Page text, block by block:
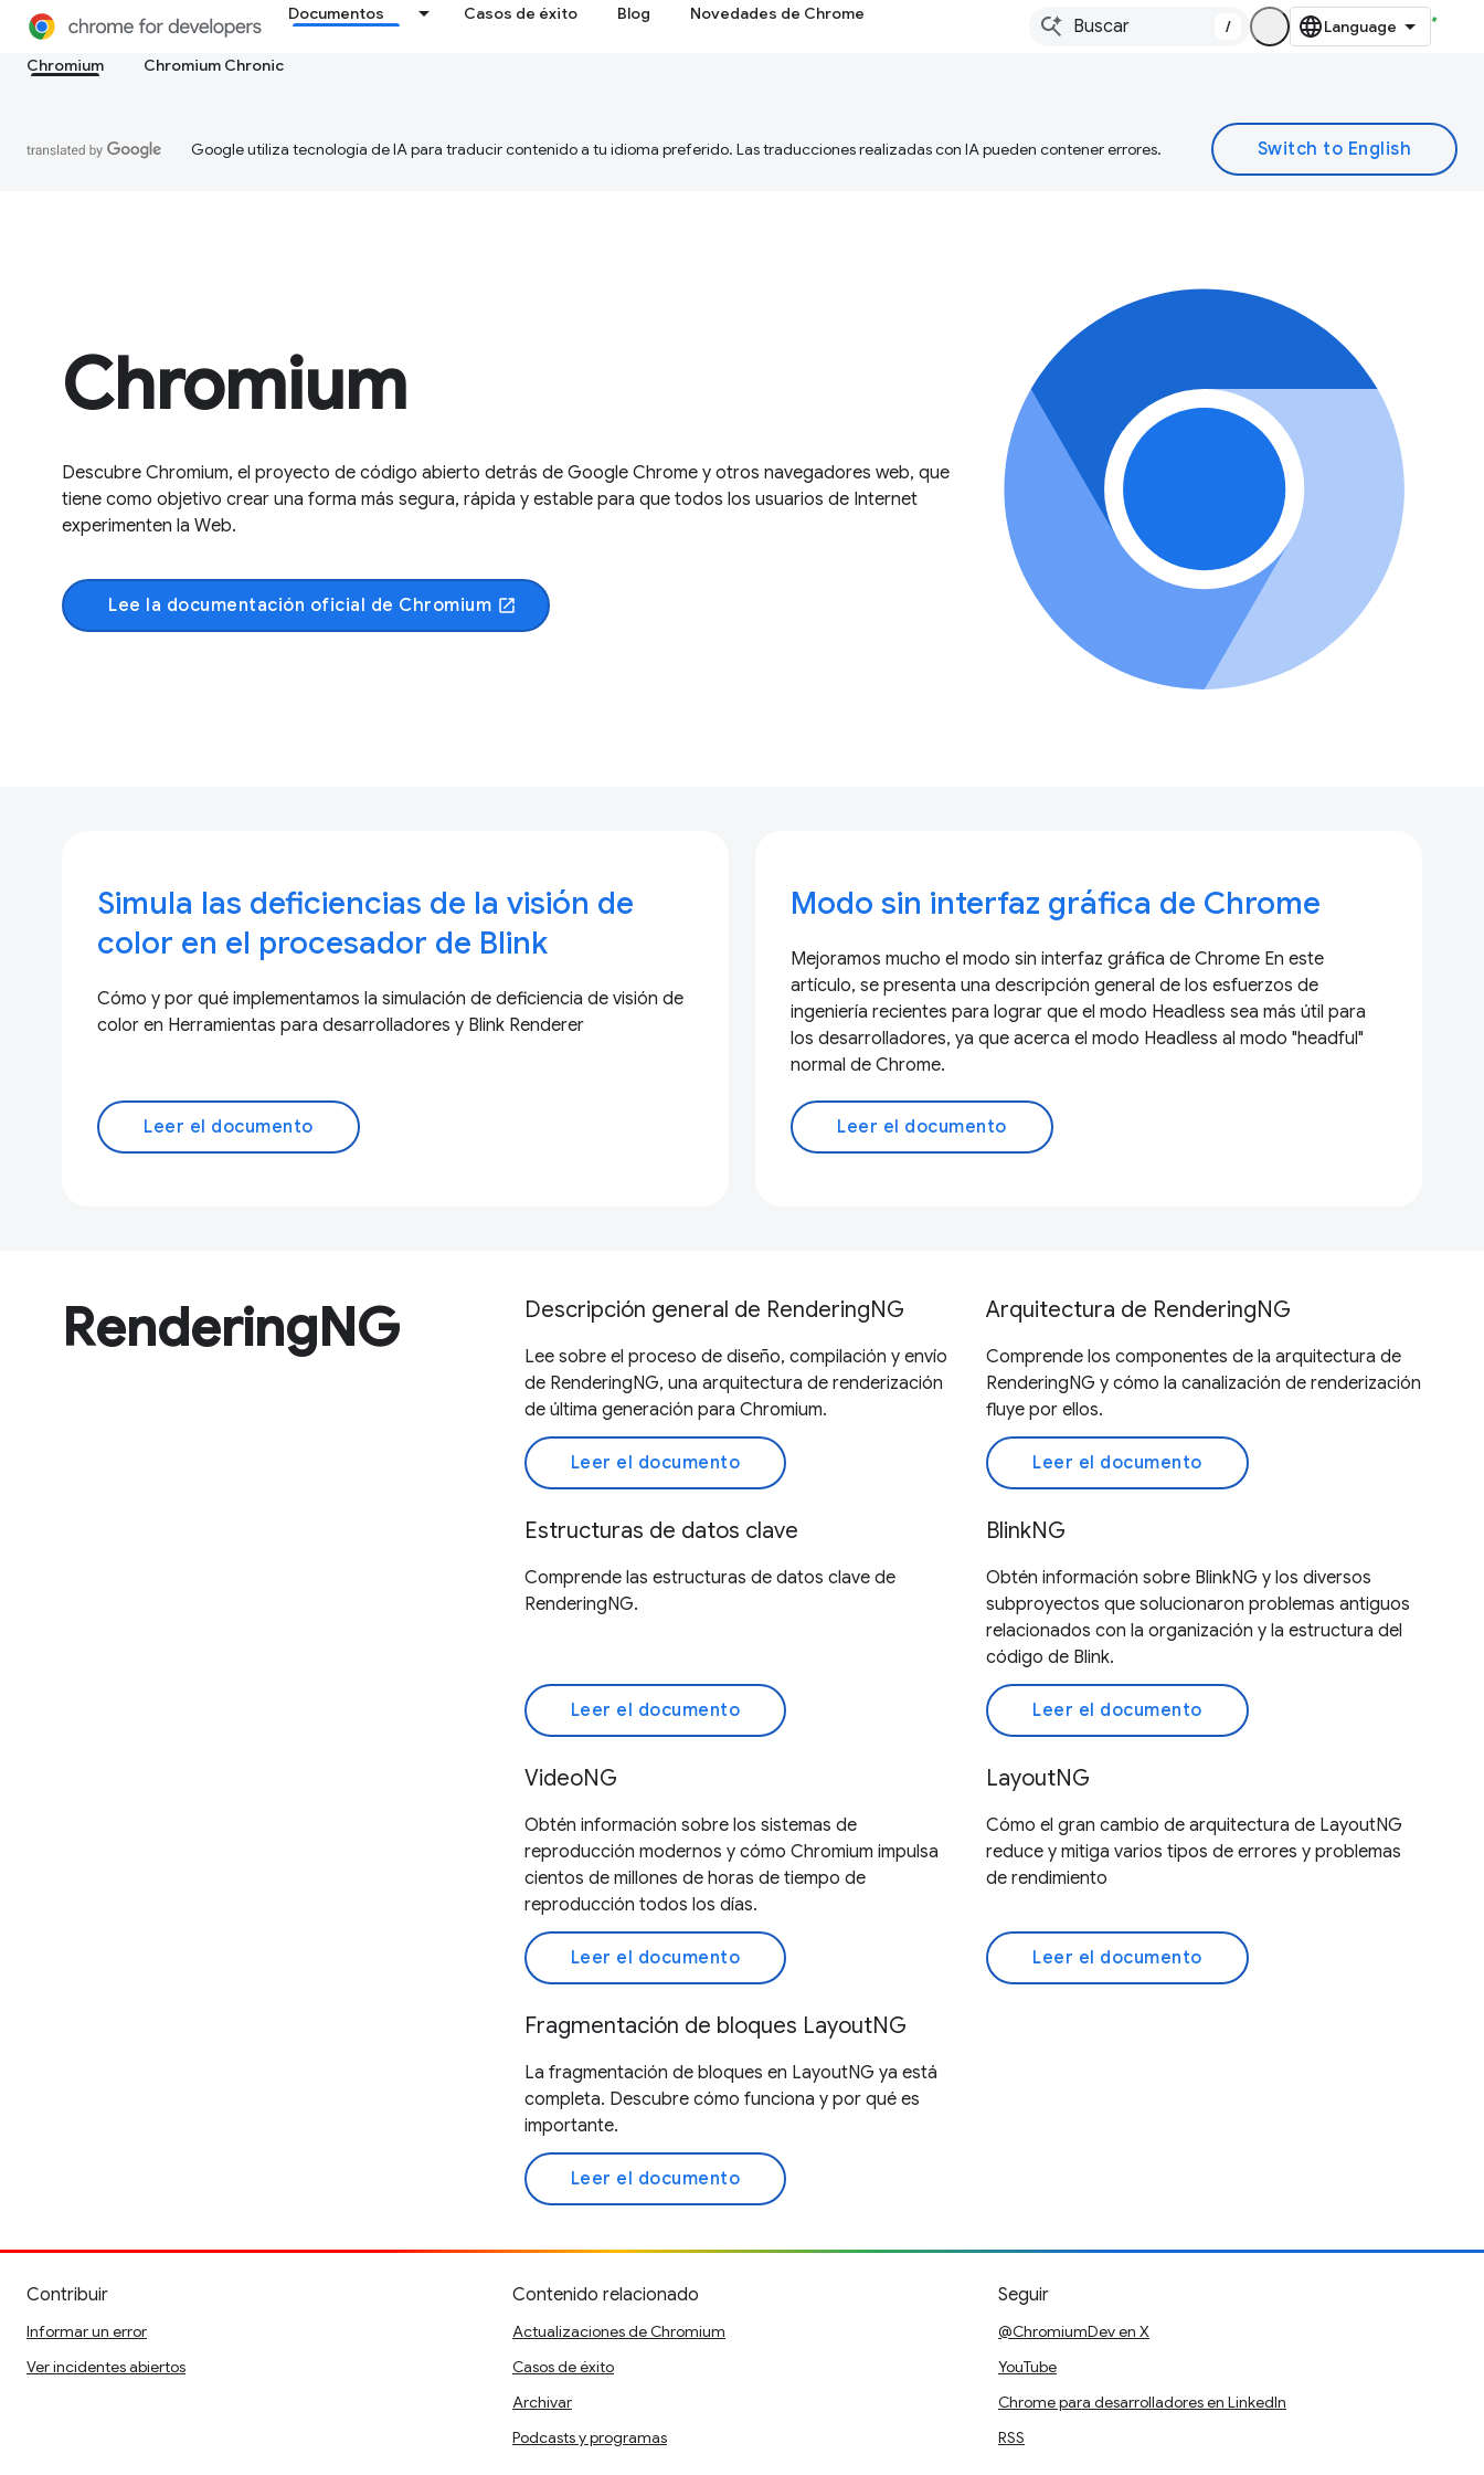
Documentos Casos de éxito Blog Novedades de Chrome
/
Chromium
Chromium Chronic
Google utiliza tecnología de IA para traducir contenido a tu idioma preferido. Las traducciones realizadas con IA pueden contener errores.
Chromium
Descubre Chromium, el proyecto de código abierto detrás de Google Chrome y otros navegadores web, que
tiene como objetivo crear una forma más segura, rápida y estable para que todos los usuarios de Internet
experimenten la Web.
Lee la documentación oficial de Chromium open_in_new
Simula las deficiencias de la visión de
color en el procesador de Blink
Cómo y por qué implementamos la simulación de deficiencia de visión de
color en Herramientas para desarrolladores y Blink Renderer
Leer el documento
Modo sin interfaz gráfica de Chrome
Mejoramos mucho el modo sin interfaz gráfica de Chrome En este
artículo, se presenta una descripción general de los esfuerzos de
ingeniería recientes para lograr que el modo Headless sea más útil para
los desarrolladores, ya que acerca el modo Headless al modo "headful"
normal de Chrome.
Leer el documento
RenderingNG Descripción general de RenderingNG
Lee sobre el proceso de diseño, compilación y envío
de RenderingNG, una arquitectura de renderización
de última generación para Chromium.
Leer el documento
Arquitectura de RenderingNG
Comprende los componentes de la arquitectura de
RenderingNG y cómo la canalización de renderización
fluye por ellos.
Leer el documento
Estructuras de datos clave
Comprende las estructuras de datos clave de
RenderingNG.
Leer el documento
BlinkNG
Obtén información sobre BlinkNG y los diversos
subproyectos que solucionaron problemas antiguos
relacionados con la organización y la estructura del
código de Blink.
Leer el documento
VideoNG
Obtén información sobre los sistemas de
reproducción modernos y cómo Chromium impulsa
cientos de millones de horas de tiempo de
reproducción todos los días.
Leer el documento
LayoutNG
Cómo el gran cambio de arquitectura de LayoutNG
reduce y mitiga varios tipos de errores y problemas
de rendimiento
Leer el documento
Fragmentación de bloques LayoutNG
La fragmentación de bloques en LayoutNG ya está
completa. Descubre cómo funciona y por qué es
importante.
Leer el documento
Contribuir
Informar un error
Ver incidentes abiertos
Contenido relacionado
Actualizaciones de Chromium
Casos de éxito
Archivar
Podcasts y programas
Seguir
@ChromiumDev en X
YouTube
Chrome para desarrolladores en LinkedIn
RSS